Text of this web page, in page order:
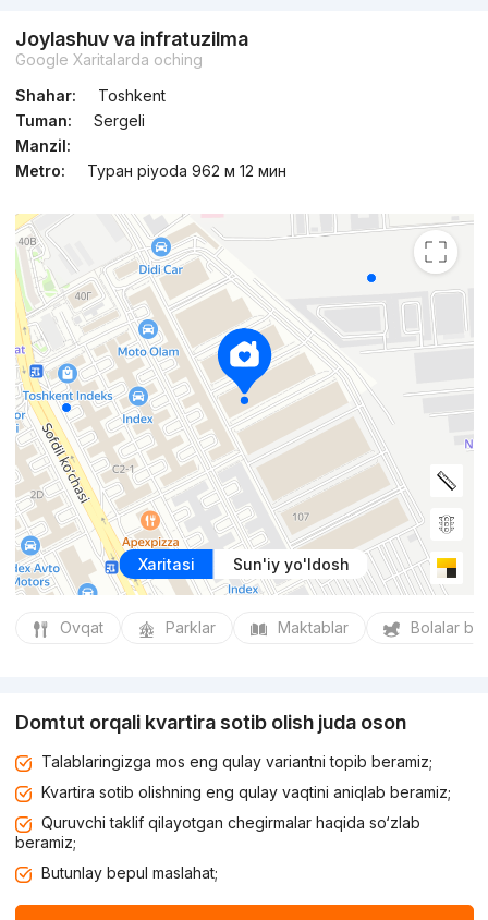
Joylashuv va infratuzilma
Google Xaritalarda oching
Shahar:
Toshkent
Tuman:
Sergeli
Manzil:
Metro:
Туран piyoda 962 м 12 мин
Xaritasi Sun'iy yo'ldosh
Ovqat Parklar Maktablar Bolalar
Domtut orqali kvartira sotib olish juda oson
Talablaringizga mos eng qulay variantni topib beramiz;
Kvartira sotib olishning eng qulay vaqtini aniqlab beramiz;
Quruvchi taklif qilayotgan chegirmalar haqida so‘zlab
beramiz;
Butunlay bepul maslahat;